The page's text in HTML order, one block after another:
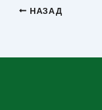
НАЗАД